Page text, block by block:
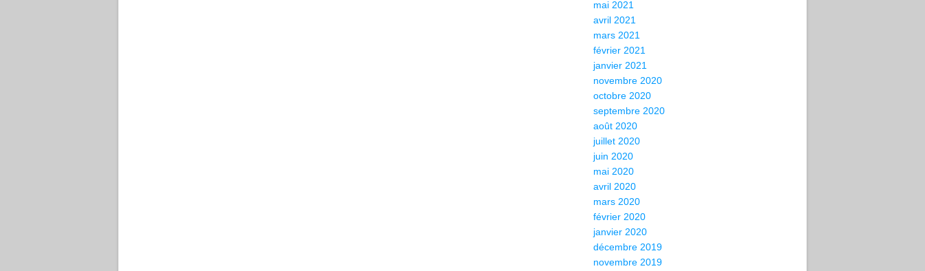
mai 2021
avril 2021
mars 2021
février 2021
janvier 2021
novembre 2020
octobre 2020
septembre 2020
août 2020
juillet 2020
juin 2020
mai 2020
avril 2020
mars 2020
février 2020
janvier 2020
décembre 2019
novembre 2019